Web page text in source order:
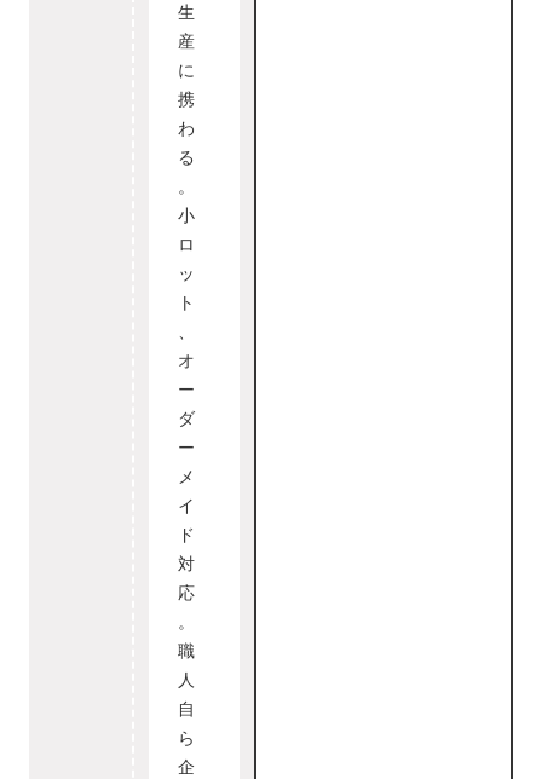
生
産
に
携
わ
る
。
小
ロ
ッ
ト
オ
ー
ダ
ー
メ
イ
ド
対
応
。
職
人
自
ら
企